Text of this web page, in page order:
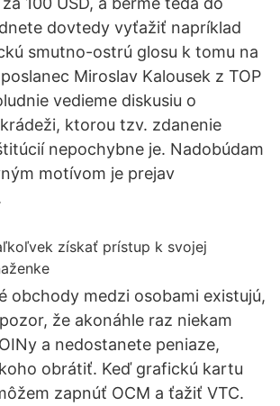
dovtedy vyťažiť napríklad
smutno-ostrú glosu k tomu na
Miroslav Kalousek z TOP
vedieme diskusiu o
ktorou tzv. zdanenie
nepochybne je. Nadobúdam
motívom je prejav
obchody medzi osobami existujú,
že akonáhle raz niekam
a nedostanete peniaze,
obrátiť. Keď grafickú kartu
zapnúť OCM a ťažiť VTC.